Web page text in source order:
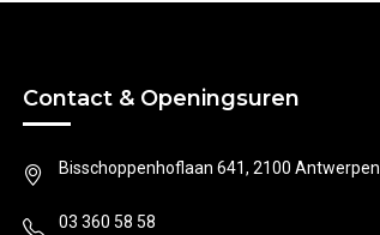
Contact & Openingsuren
Bisschoppenhoflaan 641, 2100 Antwerpen
03 360 58 58